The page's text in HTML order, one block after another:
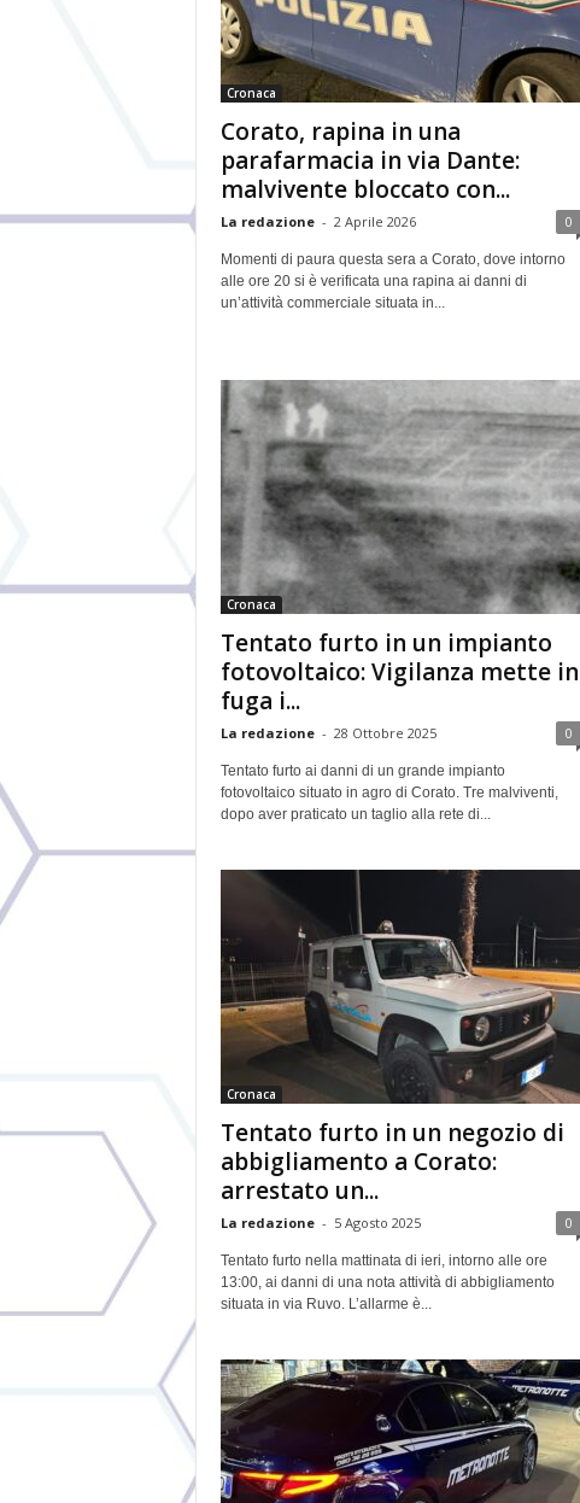
Cronaca
Corato, rapina in una
parafarmacia in via Dante:
malvivente bloccato con...
La redazione - 2 Aprile 2026 0
Momenti di paura questa sera a Corato, dove intorno
alle ore 20 si è verificata una rapina ai danni di
un’attività commerciale situata in...
Cronaca
Tentato furto in un impianto
fotovoltaico: Vigilanza mette in
fuga i...
La redazione - 28 Ottobre 2025 0
Tentato furto ai danni di un grande impianto
fotovoltaico situato in agro di Corato. Tre malviventi,
dopo aver praticato un taglio alla rete di...
Cronaca
Tentato furto in un negozio di
abbigliamento a Corato:
arrestato un...
La redazione - 5 Agosto 2025 0
Tentato furto nella mattinata di ieri, intorno alle ore
13:00, ai danni di una nota attività di abbigliamento
situata in via Ruvo. L’allarme è...